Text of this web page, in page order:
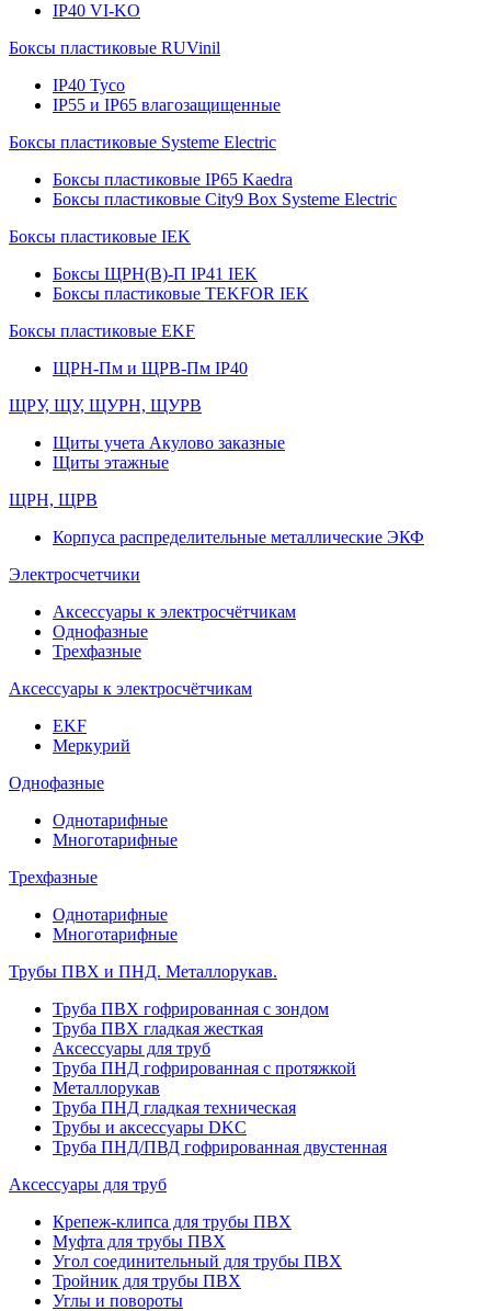
IP40 VI-KO
Боксы пластиковые RUVinil
IP40 Тусо
IP55 и IP65 влагозащищенные
Боксы пластиковые Systeme Electric
Боксы пластиковые IP65 Kaedra
Боксы пластиковые City9 Box Systeme Electric
Боксы пластиковые IEK
Боксы ЩРН(В)-П IP41 IEK
Боксы пластиковые TEKFOR IEK
Боксы пластиковые EKF
ЩРН-Пм и ЩРВ-Пм IP40
ЩРУ, ЩУ, ЩУРН, ЩУРВ
Щиты учета Акулово заказные
Щиты этажные
ЩРН, ЩРВ
Корпуса распределительные металлические ЭКФ
Электросчетчики
Аксессуары к электросчётчикам
Однофазные
Трехфазные
Аксессуары к электросчётчикам
EKF
Меркурий
Однофазные
Однотарифные
Многотарифные
Трехфазные
Однотарифные
Многотарифные
Трубы ПВХ и ПНД. Металлорукав.
Труба ПВХ гофрированная с зондом
Труба ПВХ гладкая жесткая
Аксессуары для труб
Труба ПНД гофрированная с протяжкой
Металлорукав
Труба ПНД гладкая техническая
Трубы и аксессуары DKC
Труба ПНД/ПВД гофрированная двустенная
Аксессуары для труб
Крепеж-клипса для трубы ПВХ
Муфта для трубы ПВХ
Угол соединительный для трубы ПВХ
Тройник для трубы ПВХ
Углы и повороты